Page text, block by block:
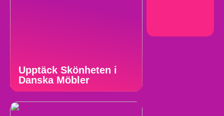
Upptäck Skönheten i
Danska Möbler